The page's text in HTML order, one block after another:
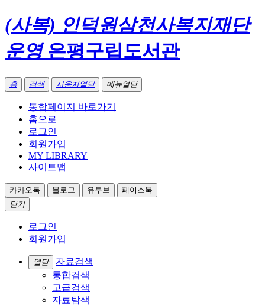
(사복) 인덕원삼천사복지재단
운영은평구립도서관
홈 검색 사용자열닫 메뉴열닫
통합페이지 바로가기
홈으로
로그인
회원가입
MY LIBRARY
사이트맵
카카오톡 블로그 유투브
페이스북
닫기
로그인
회원가입
열닫
자료검색
통합검색
고급검색
자료탐색